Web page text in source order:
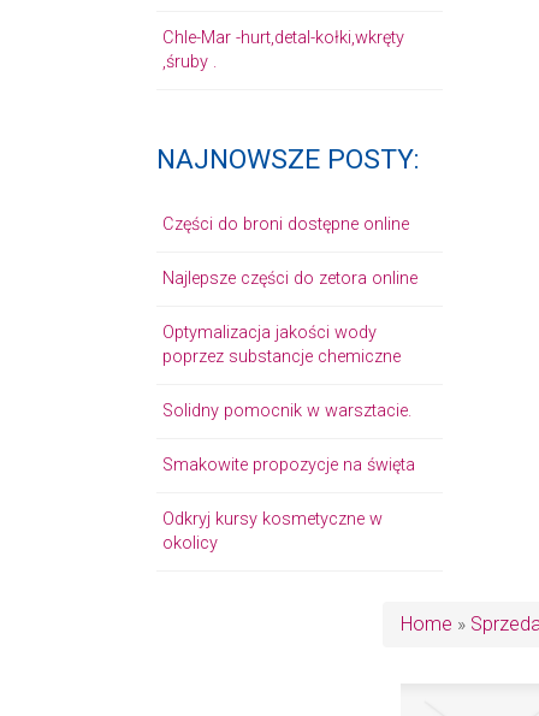
Chle-Mar -hurt,detal-kołki,wkręty
,śruby .
NAJNOWSZE POSTY:
Części do broni dostępne online
Najlepsze części do zetora online
Optymalizacja jakości wody
poprzez substancje chemiczne
Solidny pomocnik w warsztacie.
Smakowite propozycje na święta
Odkryj kursy kosmetyczne w
okolicy
Home »